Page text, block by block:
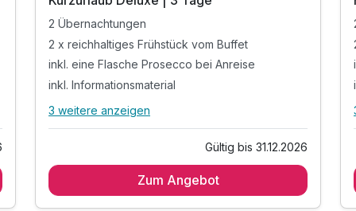
2 Übernachtungen
2 x reichhaltiges Frühstück vom Buffet
inkl. eine Flasche Prosecco bei Anreise
inkl. Informationsmaterial
Alle Inklusivleistungen
2 x reichhaltiges Frühstück vom Buffet
3 weitere anzeigen
Gültig bis 31.12.2026
Zum Angebot